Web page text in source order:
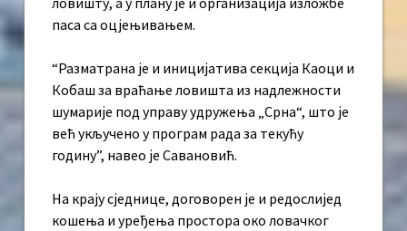
паса са оцјењивањем.
“Разматрана је и иницијатива секција Каоци и
Кобаш за враћање ловишта из надлежности
шумарије под управу удружења „Срна“, што је
већ укључено у програм рада за текућу
годину”, навео је Савановић.
На крају сједнице, договорен је и редослијед
кошења и уређења простора око ловачког